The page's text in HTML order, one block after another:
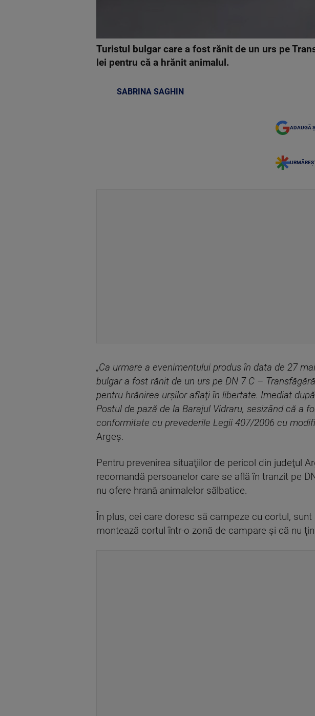
Turistul bulgar care a fost rănit de un urs pe
lei pentru că a hrănit animalul.
SABRINA SAGHIN
ADAUGĂ
„Ca urmare a evenimentului produs în data de 27
bulgar a fost rănit de un urs pe DN 7 C –
pentru hrănirea urşilor aflaţi în libertate. Imediat
Postul de pază de la Barajul Vidraru, sesizând că a
conformitate cu prevederile Legii 407/2006 cu
Argeş.
Pentru prevenirea situaţiilor de pericol din judeţul
recomandă persoanelor care se află în tranzit pe
nu ofere hrană animalelor sălbatice.
În plus, cei care doresc să campeze cu cortul,
montează cortul într-o zonă de campare şi că nu